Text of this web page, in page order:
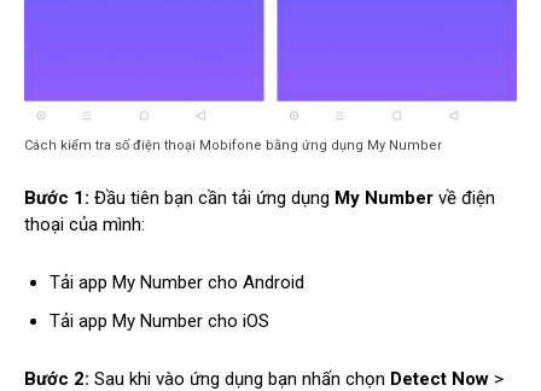
Cách kiểm tra số điện thoại Mobifone bằng ứng dụng My Number
Bước 1: Đầu tiên bạn cần tải ứng dụng My Number về điện
thoại của mình:
Tải app My Number cho Android
Tải app My Number cho iOS
Bước 2: Sau khi vào ứng dụng bạn nhấn chọn Detect Now >